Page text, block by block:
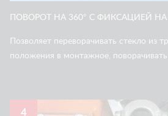
ПОВОРОТ НА 360° С ФИКСАЦИЕЙ НА
Позволяет переворачивать стекло из
положения в монтажное, поворачивать
4